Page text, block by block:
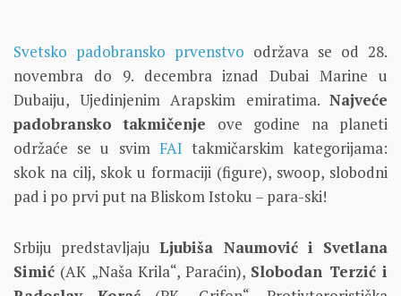
Svetsko padobransko prvenstvo održava se od 28.
novembra do 9. decembra iznad Dubai Marine u
Dubaiju, Ujedinjenim Arapskim emiratima. Najveće
padobransko takmičenje ove godine na planeti
održaće se u svim FAI takmičarskim kategorijama:
skok na cilj, skok u formaciji (figure), swoop, slobodni
pad i po prvi put na Bliskom Istoku – para-ski!
Srbiju predstavljajuLjubiša Naumović i Svetlana
Simić (AK „Naša Krila“, Paraćin), Slobodan Terzić i